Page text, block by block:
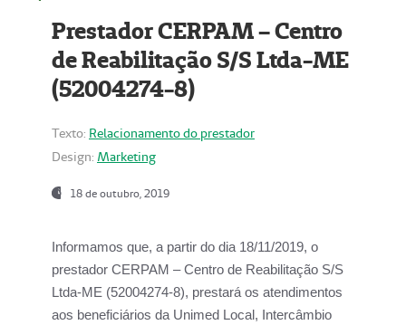
Prestador CERPAM – Centro
de Reabilitação S/S Ltda-ME
(52004274-8)
Texto: Relacionamento do prestador
Design: Marketing
18 de outubro, 2019
Informamos que, a partir do dia 18/11/2019, o
prestador CERPAM – Centro de Reabilitação S/S
Ltda-ME (52004274-8), prestará os atendimentos
aos beneficiários da Unimed Local, Intercâmbio